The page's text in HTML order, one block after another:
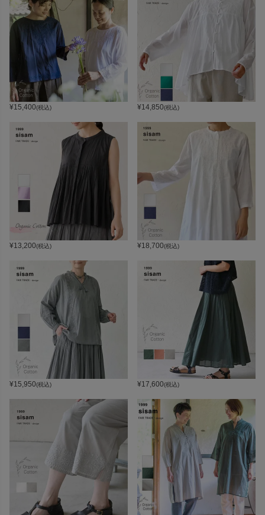
¥15,400(税込) ¥14,850(税込)
¥13,200(税込) ¥18,700(税込)
¥15,950(税込) ¥17,600(税込)